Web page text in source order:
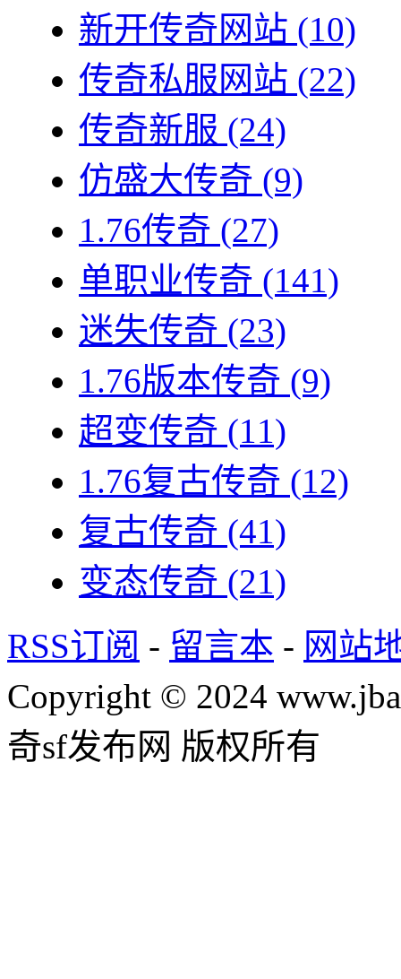
新开传奇网站 (10)
传奇私服网站 (22)
传奇新服 (24)
仿盛大传奇 (9)
1.76传奇 (27)
单职业传奇 (141)
迷失传奇 (23)
1.76版本传奇 (9)
超变传奇 (11)
1.76复古传奇 (12)
复古传奇 (41)
变态传奇 (21)
RSS订阅 - 留言本 - 网站
Copyright © 2024
奇sf发布网 版权所有